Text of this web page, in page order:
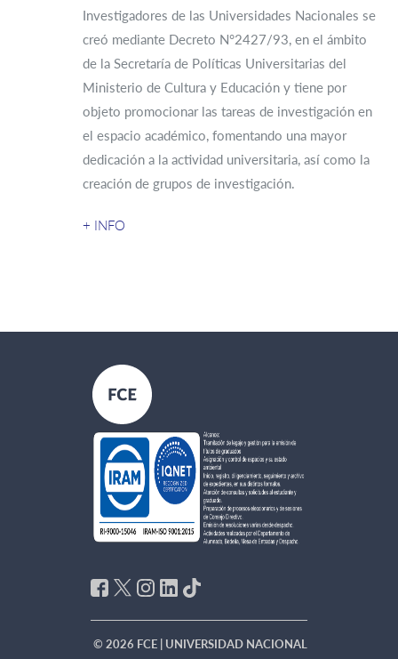
Investigadores de las Universidades Nacionales se
creó mediante Decreto N°2427/93, en el ámbito
de la Secretaría de Políticas Universitarias del
Ministerio de Cultura y Educación y tiene por
objeto promocionar las tareas de investigación en
el espacio académico, fomentando una mayor
dedicación a la actividad universitaria, así como la
creación de grupos de investigación.
+ INFO
© 2026 FCE | UNIVERSIDAD NACIONAL